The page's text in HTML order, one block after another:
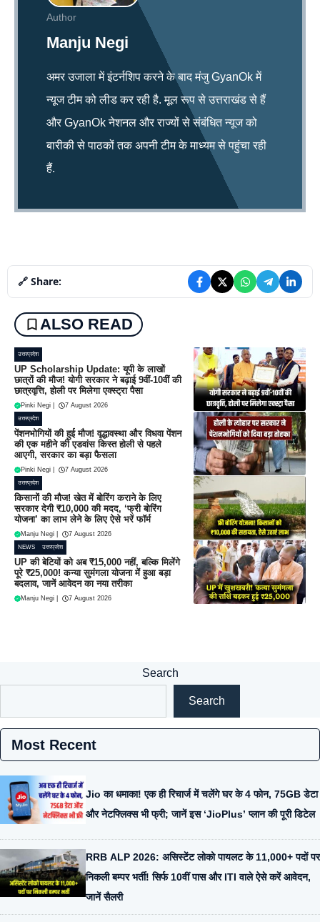
Author
Manju Negi
अमर उजाला में इंटर्नशिप करने के बाद मंजु GyanOk में
न्यूज टीम को लीड कर रही है. मूल रूप से उत्तराखंड से हैं
और GyanOk नेशनल और राज्यों से संबंधित न्यूज को
बारीकी से पाठकों तक अपनी टीम के माध्यम से पहुंचा रही
हैं.
🔗 Share:
ALSO READ
उत्तरप्रदेश
UP Scholarship Update: यूपी के लाखों
छात्रों की मौज! योगी सरकार ने बढ़ाई 9वीं-10वीं की
छात्रवृत्ति, होली पर मिलेगा एक्स्ट्रा पैसा
Pinki Negi 7 August 2026
उत्तरप्रदेश
पेंशनभोगियों की हुई मौज! वृद्धावस्था और विधवा पेंशन
की एक महीने की एडवांस किस्त होली से पहले
आएगी, सरकार का बड़ा फैसला
Pinki Negi 7 August 2026
उत्तरप्रदेश
किसानों की मौज! खेत में बोरिंग कराने के लिए
सरकार देगी ₹10,000 की मदद, ‘फ्री बोरिंग
योजना’ का लाभ लेने के लिए ऐसे भरें फॉर्म
Manju Negi 7 August 2026
NEWS उत्तरप्रदेश
UP की बेटियों को अब ₹15,000 नहीं, बल्कि मिलेंगे
पूरे ₹25,000! कन्या सुमंगला योजना में हुआ बड़ा
बदलाव, जानें आवेदन का नया तरीका
Manju Negi 7 August 2026
Search
Search
Most Recent
Jio का धमाका! एक ही रिचार्ज में चलेंगे घर के 4 फोन, 75GB डेटा
और नेटफ्लिक्स भी फ्री; जानें इस ‘JioPlus’ प्लान की पूरी डिटेल
RRB ALP 2026: असिस्टेंट लोको पायलट के 11,000+ पदों पर
निकली बम्पर भर्ती! सिर्फ 10वीं पास और ITI वाले ऐसे करें आवेदन,
जानें सैलरी